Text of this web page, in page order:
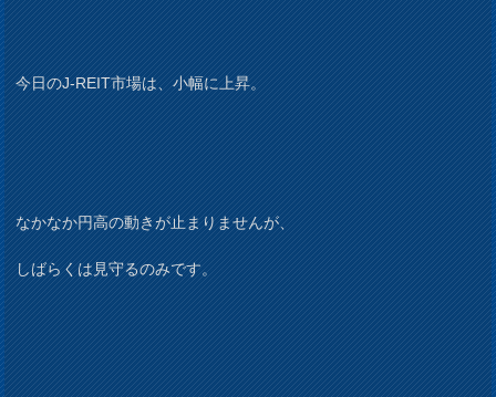
今日のJ-REIT市場は、小幅に上昇。
なかなか円高の動きが止まりませんが、
しばらくは見守るのみです。